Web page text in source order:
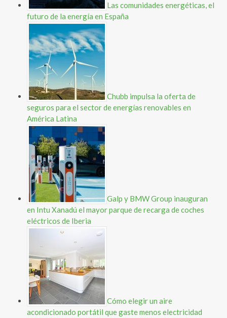
Las comunidades energéticas, el
futuro de la energía en España
Chubb impulsa la oferta de
seguros para el sector de energías renovables en
América Latina
Galp y BMW Group inauguran
en Intu Xanadú el mayor parque de recarga de coches
eléctricos de Iberia
Cómo elegir un aire
acondicionado portátil que gaste menos electricidad